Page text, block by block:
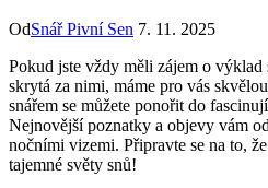
OdSnář Pivní Sen 7. 11. 2025
Pokud jste vždy měli zájem o výklad
skrytá za nimi, máme pro vás
snářem se můžete ponořit do
Nejnovější poznatky a objevy vám
nočními vizemi. Připravte se na to,
tajemné světy snů!